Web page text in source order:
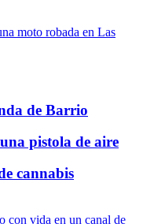
de Barrio
pistola de aire
cannabis